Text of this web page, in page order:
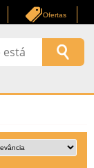
Ofertas